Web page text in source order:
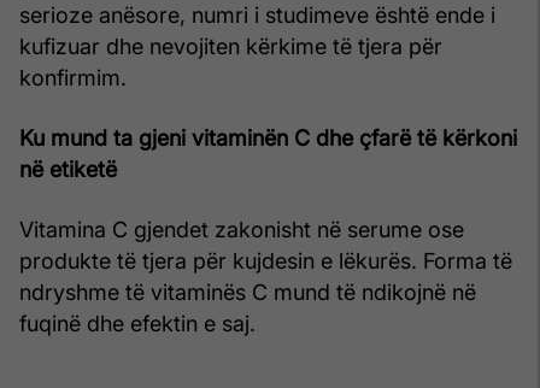
serioze anësore, numri i studimeve është ende i
kufizuar dhe nevojiten kërkime të tjera për
konfirmim.
Ku mund ta gjeni vitaminën C dhe çfarë të kërkoni
në etiketë
Vitamina C gjendet zakonisht në serume ose
produkte të tjera për kujdesin e lëkurës. Forma të
ndryshme të vitaminës C mund të ndikojnë në
fuqinë dhe efektin e saj.